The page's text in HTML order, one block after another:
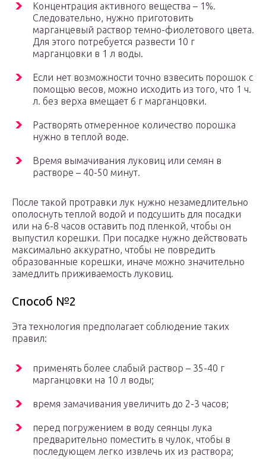
Концентрация активного вещества – 1%.
Следовательно, нужно приготовить
марганцевый раствор темно-фиолетового цвета.
Для этого потребуется развести 10 г
марганцовки в 1 л воды.
Если нет возможности точно взвесить порошок с
помощью весов, можно исходить из того, что 1 ч.
л. без верха вмещает 6 г марганцовки.
Растворять отмеренное количество порошка
нужно в теплой воде.
Время вымачивания луковиц или семян в
растворе – 40-50 минут.
После такой протравки лук нужно незамедлительно
ополоснуть теплой водой и подсушить для посадки
или на 6-8 часов оставить под пленкой, чтобы он
выпустил корешки. При посадке нужно действовать
максимально аккуратно, чтобы не повредить
образованные корешки, иначе можно значительно
замедлить приживаемость луковиц.
Способ №2
Эта технология предполагает соблюдение таких
правил:
применять более слабый раствор – 35-40 г
марганцовки на 10 л воды;
время замачивания увеличить до 2-3 часов;
перед погружением в воду сеянцы лука
предварительно поместить в чулок, чтобы в
последующем легко извлечь их из раствора;